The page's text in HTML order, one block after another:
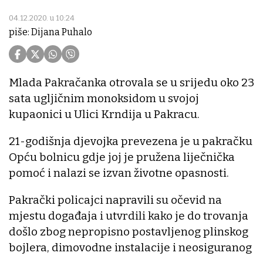
04.12.2020. u 10:24
piše: Dijana Puhalo
Mlada Pakračanka otrovala se u srijedu oko 23
sata ugljičnim monoksidom u svojoj
kupaonici u Ulici Krndija u Pakracu.
21-godišnja djevojka prevezena je u pakračku
Opću bolnicu gdje joj je pružena liječnička
pomoć i nalazi se izvan životne opasnosti.
Pakrački policajci napravili su očevid na
mjestu događaja i utvrdili kako je do trovanja
došlo zbog nepropisno postavljenog plinskog
bojlera, dimovodne instalacije i neosiguranog